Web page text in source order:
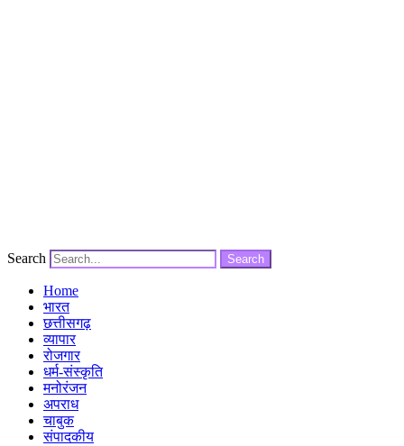
Search Search
Home
भारत
छत्तीसगढ़
व्यापार
रोजगार
धर्म-संस्कृति
मनोरंजन
अपराध
चाबुक
संपादकीय